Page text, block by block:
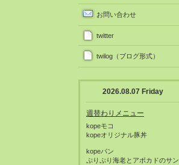
お問い合わせ
twitter
twilog（ブログ形式）
2026.08.07 Friday
週替わりメニュー
kopeモコ
kopeオリジナル豚丼
kopeパン
ぷりぷり海老とアボカドのサン